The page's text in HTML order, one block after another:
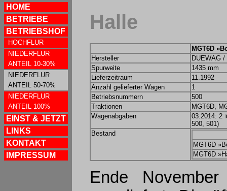
HOME
BETRIEBE
BETRIEBSHOF
HOCHFLUR
NIEDERFLUR
ANTEIL 10-30%
NIEDERFLUR
ANTEIL 50-70%
NIEDERFLUR
ANTEIL 100%
EINST & JETZT
LINKS
KONTAKT
IMPRESSUM
Halle
MGT6D
Hersteller
DUEWAG
Spurweite
1435 mm
Lieferzeitraum
11.1992
Anzahl gelieferter Wagen
1
Betriebsnummern
500
Traktionen
MGT6D,
Wagenabgaben
03.2014: 2
500, 501)
Bestand
MGT6D
MGT6D
Ende